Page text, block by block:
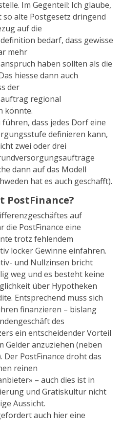
Im Gegenteil: Ich glaube,
so alte Postgesetz dringend
auf die
bedarf, dass gewisse
mehr
haben sollten als die
hiesse dann auch
der
regional
könnte.
dass jedes Dorf eine
definieren kann,
zwei oder drei
dann auf das Modell
hat es auch geschafft).
PostFinance?
auf
die PostFinance eine
trotz fehlendem
locker Gewinne einfahren.
und Nullzinsen bricht
weg und es besteht keine
über Hypotheken
Entsprechend muss sich
finanzieren – bislang
des
ein entscheidender Vorteil
Gelder anzuziehen (neben
Der PostFinance droht das
reinen
– auch dies ist in
und Gratiskultur nicht
Aussicht.
auch hier eine